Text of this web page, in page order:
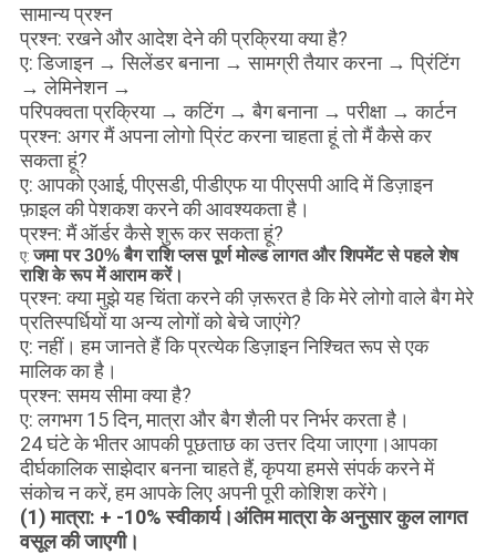
सामान्य प्रश्न
प्रश्न: रखने और आदेश देने की प्रक्रिया क्या है?
ए: डिजाइन → सिलेंडर बनाना → सामग्री तैयार करना → प्रिंटिंग
→ लेमिनेशन →
परिपक्वता प्रक्रिया → कटिंग → बैग बनाना → परीक्षा → कार्टन
प्रश्न: अगर मैं अपना लोगो प्रिंट करना चाहता हूं तो मैं कैसे कर
सकता हूं?
ए: आपको एआई, पीएसडी, पीडीएफ या पीएसपी आदि में डिज़ाइन
फ़ाइल की पेशकश करने की आवश्यकता है।
प्रश्न: मैं ऑर्डर कैसे शुरू कर सकता हूं?
ए: जमा पर 30% बैग राशि प्लस पूर्ण मोल्ड लागत और शिपमेंट से पहले शेष
राशि के रूप में आराम करें।
प्रश्न: क्या मुझे यह चिंता करने की ज़रूरत है कि मेरे लोगो वाले बैग मेरे
प्रतिस्पर्धियों या अन्य लोगों को बेचे जाएंगे?
ए: नहीं। हम जानते हैं कि प्रत्येक डिज़ाइन निश्चित रूप से एक
मालिक का है।
प्रश्न: समय सीमा क्या है?
ए: लगभग 15 दिन, मात्रा और बैग शैली पर निर्भर करता है।
24 घंटे के भीतर आपकी पूछताछ का उत्तर दिया जाएगा।आपका
दीर्घकालिक साझेदार बनना चाहते हैं, कृपया हमसे संपर्क करने में
संकोच न करें, हम आपके लिए अपनी पूरी कोशिश करेंगे।
(1) मात्रा: + -10% स्वीकार्य।अंतिम मात्रा के अनुसार कुल लागत
वसूल की जाएगी।